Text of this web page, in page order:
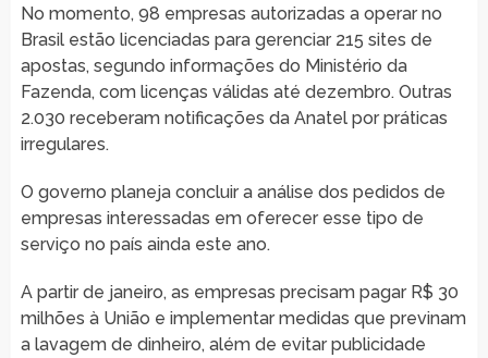
No momento, 98 empresas autorizadas a operar no
Brasil estão licenciadas para gerenciar 215 sites de
apostas, segundo informações do Ministério da
Fazenda, com licenças válidas até dezembro. Outras
2.030 receberam notificações da Anatel por práticas
irregulares.
O governo planeja concluir a análise dos pedidos de
empresas interessadas em oferecer esse tipo de
serviço no país ainda este ano.
A partir de janeiro, as empresas precisam pagar R$ 30
milhões à União e implementar medidas que previnam
a lavagem de dinheiro, além de evitar publicidade